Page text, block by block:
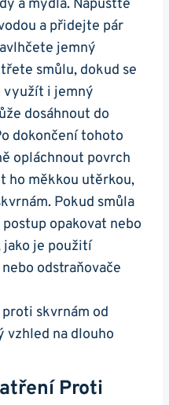
a mýdla. Napusťte
a přidejte pár
jemný
smůlu, dokud se
využít i jemný
dosáhnout do
dokončení tohoto
opláchnout povrch
ho měkkou utěrkou,
Pokud smůla
opakovat nebo
je použití
odstraňovače
Proti